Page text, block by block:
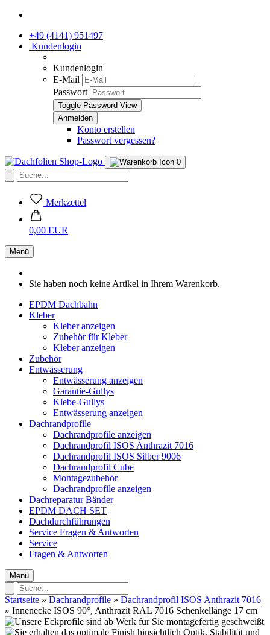
+49 (4141) 951497
Kundenlogin
Kundenlogin
E-Mail
Passwort
Toggle Password View
Konto erstellen
Passwort vergessen?
0
Merkzettel
0,00 EUR
Menü
Sie haben noch keine Artikel in Ihrem Warenkorb.
EPDM Dachbahn
Kleber
Kleber anzeigen
Zubehör für Kleber
Kleber anzeigen
Zubehör
Entwässerung
Entwässerung anzeigen
Garantie-Gullys
Klebe-Gullys
Entwässerung anzeigen
Dachrandprofile
Dachrandprofile anzeigen
Dachrandprofil ISOS Anthrazit 7016
Dachrandprofil ISOS Silber 9006
Dachrandprofil Cube
Montagezubehör
Dachrandprofile anzeigen
Dachreparatur Bänder
EPDM DACH SET
Dachdurchführungen
Service Fragen & Antworten
Service
Fragen & Antworten
Menü
Startseite » Dachrandprofile » Dachrandprofil ISOS Anthrazit 7016
» Innenecke ISOS 90°, Anthrazit RAL 7016 Schenkellänge 17 cm